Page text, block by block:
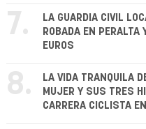
7.
LA GUARDIA CIVIL
ROBADA EN
EUROS
8.
LA VIDA TRANQUILA
MUJER Y SUS TRES
CARRERA CICLISTA